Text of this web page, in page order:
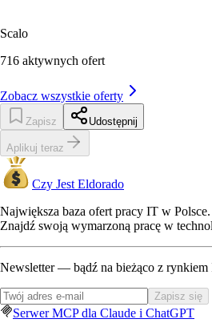
Scalo
716 aktywnych ofert
Zobacz wszystkie oferty
Zapisz Udostępnij
Aplikuj teraz
Czy Jest Eldorado
Największa baza ofert pracy IT w Polsce.
Znajdź swoją wymarzoną pracę w
Newsletter — bądź na bieżąco z rynkiem
Zapisz się
Serwer MCP dla Claude i ChatGPT